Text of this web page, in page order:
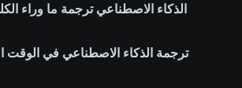
الذكاء الاصطناعي ترجمة ما وراء
ترجمة الذكاء الاصطناعي في الوقت